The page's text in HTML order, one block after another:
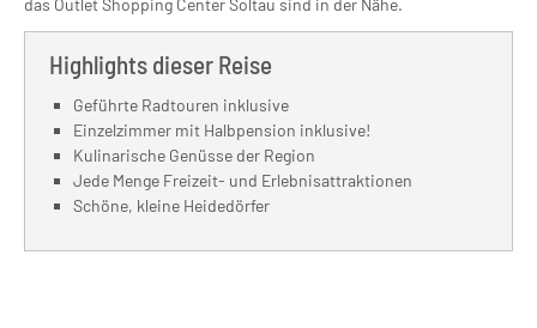
Highlights dieser Reise
Geführte Radtouren inklusive
Einzelzimmer mit Halbpension inklusive!
Kulinarische Genüsse der Region
Jede Menge Freizeit- und Erlebnisattraktionen
Schöne, kleine Heidedörfer